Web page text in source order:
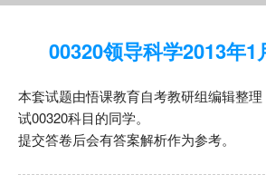
00320领导科学2013年1
本套试题由悟课教育自考教研组编辑整
试00320科目的同学。
提交答卷后会有答案解析作为参考。